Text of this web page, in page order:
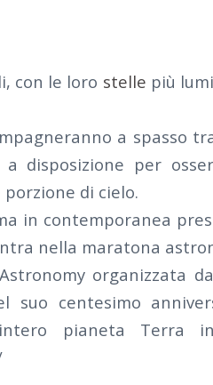
con le loro stelle più
a spasso
disposizione per
di cielo.
in contemporanea
nella maratona
organizzata
suo centesimo
pianeta Terra